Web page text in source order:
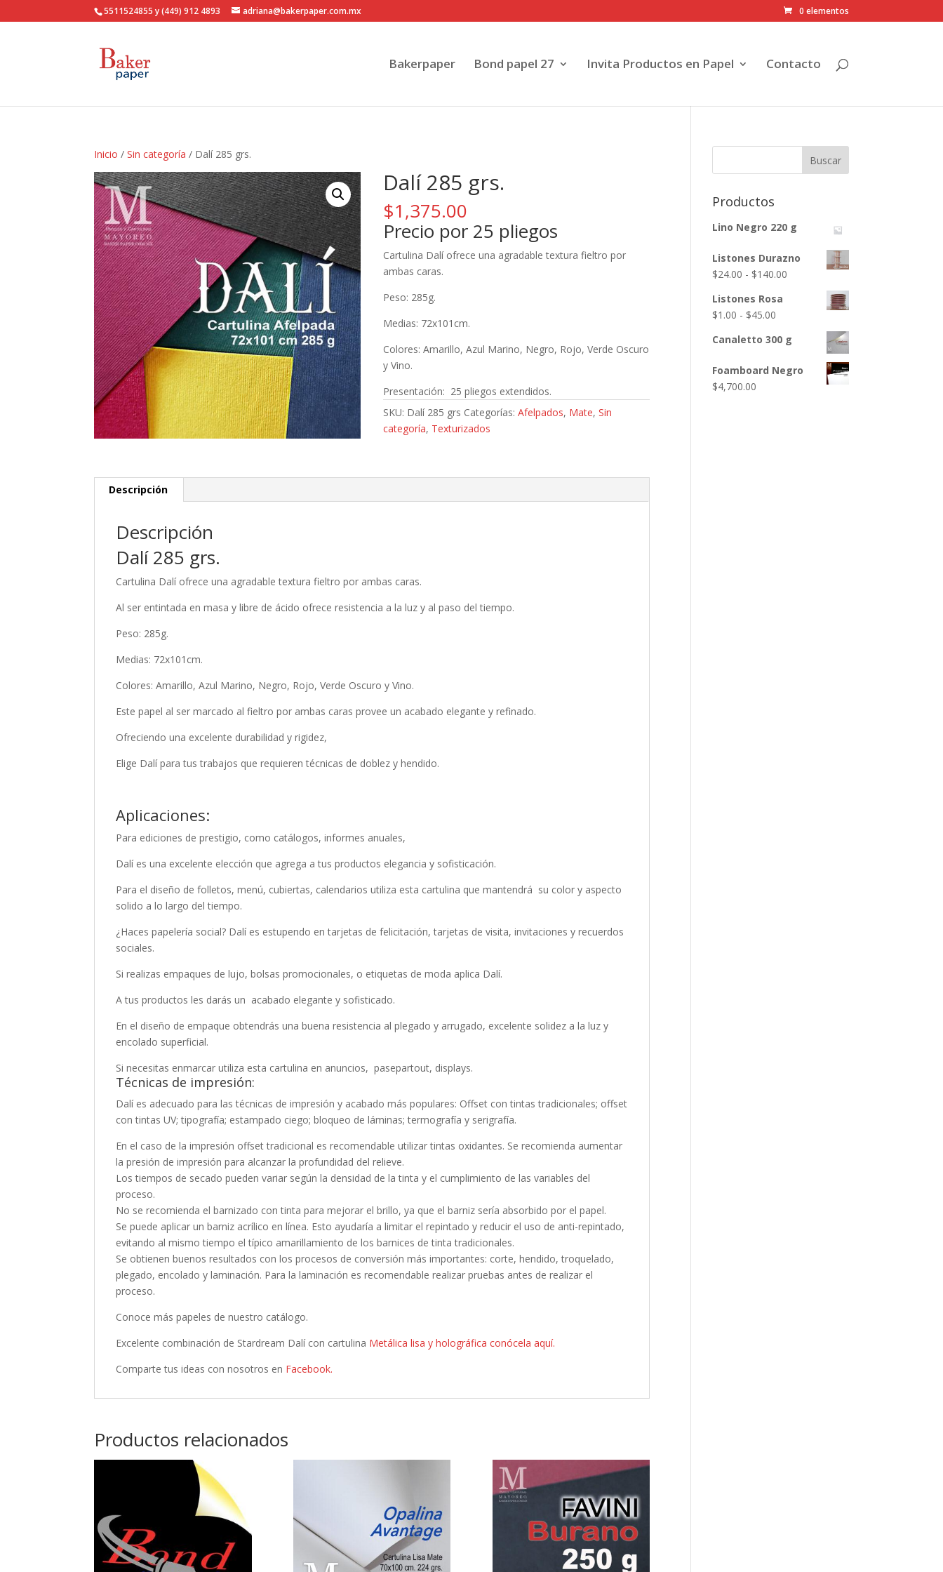
5511524855 y (449) 912 4893 adriana@bakerpaper.com.mx 0 elementos
Bakerpaper Bond papel 27 Invita Productos en Papel Contacto
Inicio /Sin categoría / Dalí 285 grs.
Dalí 285 grs.
$1,375.00
Precio por 25 pliegos
Cartulina Dalí ofrece una agradable textura fieltro por
ambas caras.
Peso: 285g.
Medias: 72x101cm.
Colores: Amarillo, Azul Marino, Negro, Rojo, Verde Oscuro
y Vino.
Presentación: 25 pliegos extendidos.
SKU: Dalí 285 grs Categorías:Afelpados, Mate,Sin
categoría, Texturizados
Descripción
Descripción
Dalí 285 grs.
Cartulina Dalí ofrece una agradable textura fieltro por ambas caras.
Al ser entintada en masa y libre de ácido ofrece resistencia a la luz y al paso del tiempo.
Peso: 285g.
Medias: 72x101cm.
Colores: Amarillo, Azul Marino, Negro, Rojo, Verde Oscuro y Vino.
Este papel al ser marcado al fieltro por ambas caras provee un acabado elegante y refinado.
Ofreciendo una excelente durabilidad y rigidez,
Elige Dalí para tus trabajos que requieren técnicas de doblez y hendido.
Aplicaciones:
Para ediciones de prestigio, como catálogos, informes anuales,
Dalí es una excelente elección que agrega a tus productos elegancia y sofisticación.
Para el diseño de folletos, menú, cubiertas, calendarios utiliza esta cartulina que mantendrá su color y aspecto
solido a lo largo del tiempo.
¿Haces papelería social? Dalí es estupendo en tarjetas de felicitación, tarjetas de visita, invitaciones y recuerdos
sociales.
Si realizas empaques de lujo, bolsas promocionales, o etiquetas de moda aplica Dalí.
A tus productos les darás un acabado elegante y sofisticado.
En el diseño de empaque obtendrás una buena resistencia al plegado y arrugado, excelente solidez a la luz y
encolado superficial.
Si necesitas enmarcar utiliza esta cartulina en anuncios, pasepartout, displays.
Técnicas de impresión:
Dalí es adecuado para las técnicas de impresión y acabado más populares: Offset con tintas tradicionales; offset
con tintas UV; tipografía; estampado ciego; bloqueo de láminas; termografía y serigrafía.
En el caso de la impresión offset tradicional es recomendable utilizar tintas oxidantes. Se recomienda aumentar
la presión de impresión para alcanzar la profundidad del relieve.
Los tiempos de secado pueden variar según la densidad de la tinta y el cumplimiento de las variables del
proceso.
No se recomienda el barnizado con tinta para mejorar el brillo, ya que el barniz sería absorbido por el papel.
Se puede aplicar un barniz acrílico en línea. Esto ayudaría a limitar el repintado y reducir el uso de anti-repintado,
evitando al mismo tiempo el típico amarillamiento de los barnices de tinta tradicionales.
Se obtienen buenos resultados con los procesos de conversión más importantes: corte, hendido, troquelado,
plegado, encolado y laminación. Para la laminación es recomendable realizar pruebas antes de realizar el
proceso.
Conoce más papeles de nuestro catálogo.
Excelente combinación de Stardream Dalí con cartulina Metálica lisa y holográfica conócela aquí.
Comparte tus ideas con nosotros en Facebook.
Productos relacionados
Productos
Lino Negro 220 g
Listones Durazno
$24.00 - $140.00
$24.00
$140.00
Listones Rosa
$1.00 - $45.00
precios:
$1.00
Canaletto 300 g
Foamboard Negro
$4,700.00